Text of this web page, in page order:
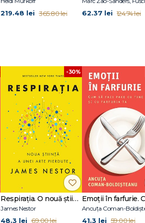
219.48 lei 365.80 lei 62.37 lei 124.74 lei
-30%
Respirația. O nouă știință a unei arte pierdute
James Nestor
48.3 lei 69.00 lei
Ancuța Coman-
41.3 lei 59.00 lei